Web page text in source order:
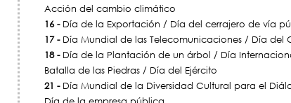
Acción del cambio climático
16 -Día de la Exportación / Día del cerrajero de vía
17 -Día Mundial de las Telecomunicaciones / Día del
18 -Día de la Plantación de un árbol / Día
Batalla de las Piedras / Día del Ejército
21 -Día Mundial de la Diversidad Cultural para el